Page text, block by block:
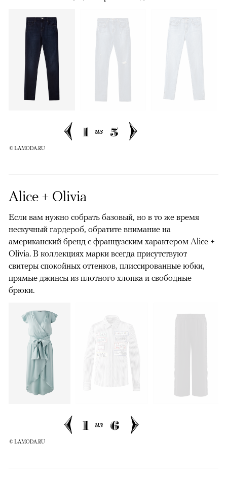
1 из 5
© LAMODA.RU
Alice + Olivia
Если вам нужно собрать базовый, но в то же время
нескучный гардероб, обратите внимание на
американский бренд с французским характером Alice +
Olivia. В коллекциях марки всегда присутствуют
свитеры спокойных оттенков, плиссированные юбки,
прямые джинсы из плотного хлопка и свободные
брюки.
1 из 6
© LAMODA.RU